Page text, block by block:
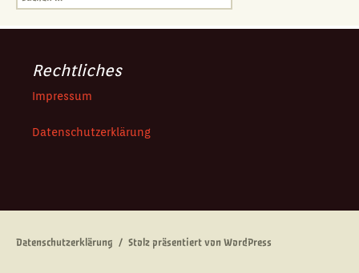
nach:
Rechtliches
Impressum
Datenschutzerklärung
Datenschutzerklärung Stolz präsentiert von WordPress